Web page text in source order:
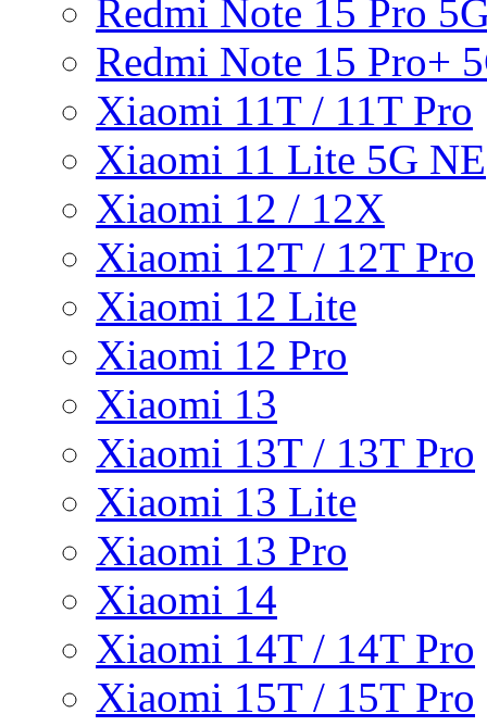
Redmi Note 15 Pro
Redmi Note 15 Pro+
Xiaomi 11T / 11T Pro
Xiaomi 11 Lite 5G NE
Xiaomi 12 / 12X
Xiaomi 12T / 12T Pro
Xiaomi 12 Lite
Xiaomi 12 Pro
Xiaomi 13
Xiaomi 13T / 13T Pro
Xiaomi 13 Lite
Xiaomi 13 Pro
Xiaomi 14
Xiaomi 14T / 14T Pro
Xiaomi 15T / 15T Pro